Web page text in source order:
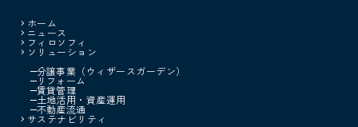
ホーム
ニュース
フィロソフィ
ソリューション
分譲事業（ウィザースガーデン）
リフォーム
賃貸管理
土地活用・資産運用
不動産流通
サステナビリティ